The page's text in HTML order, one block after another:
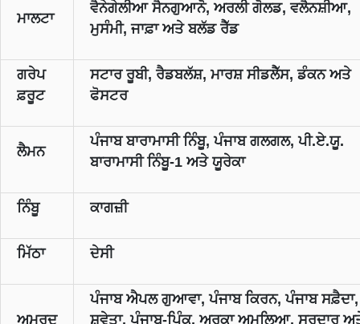
ਮਾਲਟਾ
ਵੈਨੇਗੇਲੀਆ ਸੈਨਗੁਆਨੋ, ਅਰਲੀ ਗੋਲਡ, ਵਲੈਨਸ਼ੀਆ,
ਮੁਸੰਮੀ, ਜਾਫ਼ਾ ਅਤੇ ਬਲੱਡ ਰੈੱਡ
ਗਰੇਪ
ਫ਼ਰੂਟ
ਸਟਾਰ ਰੂਬੀ, ਰੈਡਬਲੱਸ਼, ਮਾਰਸ਼ ਸੀਡਲੈੱਸ, ਡੰਕਨ ਅਤੇ
ਫੋਸਟਰ
ਲੈਮਨ
ਪੰਜਾਬ ਬਾਰਾਮਾਸੀ ਨਿੰਬੂ, ਪੰਜਾਬ ਗਲਗਲ, ਪੀ.ਏ.ਯੂ.
ਬਾਰਾਮਾਸੀ ਨਿੰਬੂ-1 ਅਤੇ ਯੂਰੇਕਾ
ਨਿੰਬੂ ਕਾਗਜ਼ੀ
ਮਿੱਠਾ ਦੇਸੀ
ਅਮਰੂਦ
ਪੰਜਾਬ ਐਪਲ ਗੁਆਵਾ, ਪੰਜਾਬ ਕਿਰਨ, ਪੰਜਾਬ ਸਫ਼ੈਦਾ,
ਸ਼ਵੇਤਾ, ਪੰਜਾਬ-ਪਿੰਕ, ਅਰਕਾ ਅਮੁਲਿਆ, ਸਰਦਾਰ